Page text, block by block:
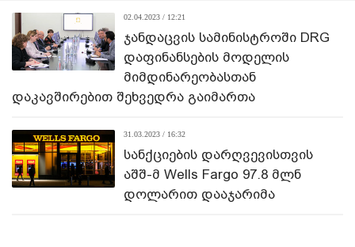
02.04.2023 / 12:21
ჯანდაცვის სამინისტროში DRG
დაფინანსების მოდელის
მიმდინარეობასთან
დაკავშირებით შეხვედრა გაიმართა
31.03.2023 / 16:32
სანქციების დარღვევისთვის
აშშ-მ Wells Fargo 97.8 მლნ
დოლარით დააჯარიმა